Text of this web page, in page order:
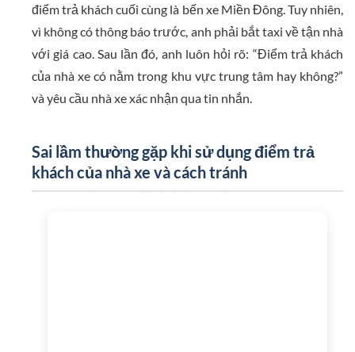
điểm trả khách cuối cùng là bến xe Miền Đông. Tuy nhiên,
vì không có thông báo trước, anh phải bắt taxi về tận nhà
với giá cao. Sau lần đó, anh luôn hỏi rõ: “Điểm trả khách
của nhà xe có nằm trong khu vực trung tâm hay không?”
và yêu cầu nhà xe xác nhận qua tin nhắn.
Sai lầm thường gặp khi sử dụng điểm trả
khách của nhà xe và cách tránh